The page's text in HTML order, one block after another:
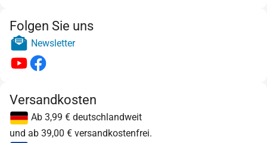
Folgen Sie uns
Newsletter
Versandkosten
Ab 3,99 € deutschlandweit
und ab 39,00 € versandkostenfrei.